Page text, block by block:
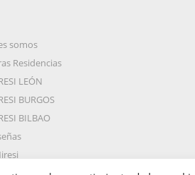
somos
Residencias
LEÓN
BURGOS
BILBAO